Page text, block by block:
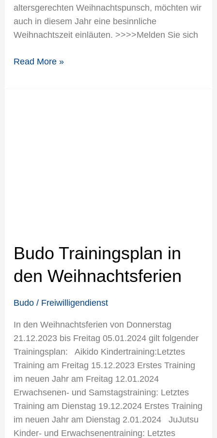
altersgerechten Weihnachtspunsch, möchten wir
auch in diesem Jahr eine besinnliche
Weihnachtszeit einläuten. >>>>Melden Sie sich
Read More »
Budo Trainingsplan in
den Weihnachtsferien
Budo/ Freiwilligendienst
In den Weihnachtsferien von Donnerstag
21.12.2023 bis Freitag 05.01.2024 gilt folgender
Trainingsplan: Aikido Kindertraining:Letztes
Training am Freitag 15.12.2023 Erstes Training
im neuen Jahr am Freitag 12.01.2024
Erwachsenen- und Samstagstraining: Letztes
Training am Dienstag 19.12.2024 Erstes Training
im neuen Jahr am Dienstag 2.01.2024 JuJutsu
Kinder- und Erwachsenentraining: Letztes